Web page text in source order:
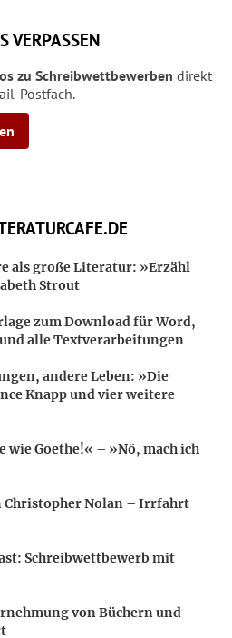
VERPASSEN
zu Schreibwettbewerben direkt
Postfach.
als große Literatur: »Erzähl
Strout
zum Download für Word,
alle Textverarbeitungen
andere Leben: »Die
Knapp und vier weitere
wie Goethe!« – »Nö, mach ich
Christopher Nolan – Irrfahrt
Schreibwettbewerb mit
von Büchern und